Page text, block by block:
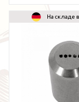
На складе